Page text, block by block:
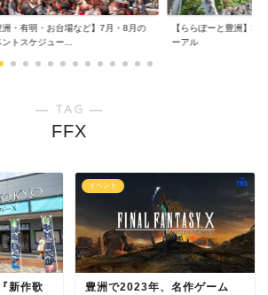
洲・有明・お台場など】7月・8月の
ントスケジュー...
【ららぽーと豊洲】
ーアル
― TAG ―
FFX
新作歌
イベント
豊洲で2023年、名作ゲーム